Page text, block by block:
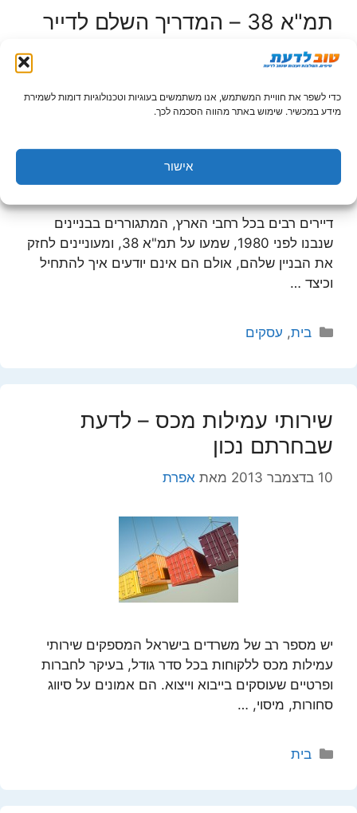
כדי לשפר את חוויית המשתמש, אנו משתמשים בעוגיות וטכנולוגיות דומות לשמירת
מידע במכשיר. שימוש באתר מהווה הסכמה לכך.
אישור
תמ"א 38 – המדריך השלם לדייר
10 בדצמבר 2013
דיירים רבים בכל רחבי הארץ, המתגוררים בבניינים
שנבנו לפני 1980, שמעו על תמ"א 38, ומעוניינים לחזק
את הבניין שלהם, אולם הם אינם יודעים איך להתחיל
וכיצד …
קטגוריות
בית, עסקים
שירותי עמילות מכס – לדעת
שבחרתם נכון
10 בדצמבר 2013 מאת אפרת
יש מספר רב של משרדים בישראל המספקים שירותי
עמילות מכס ללקוחות בכל סדר גודל, בעיקר לחברות
ופרטיים שעוסקים בייבוא וייצוא. הם אמונים על סיווג
סחורות, מיסוי, …
קטגוריות
בית